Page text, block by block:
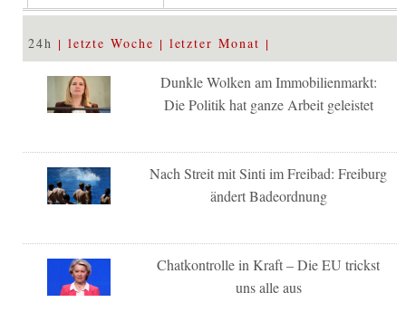
24h letzte Woche letzter Monat
Dunkle Wolken am Immobilienmarkt:
Die Politik hat ganze Arbeit geleistet
Nach Streit mit Sinti im Freibad: Freiburg
ändert Badeordnung
Chatkontrolle in Kraft – Die EU trickst
uns alle aus